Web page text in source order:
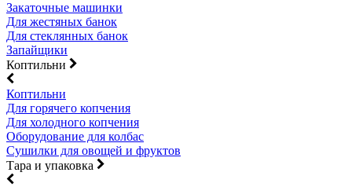
Закаточные машинки
Для жестяных банок
Для стеклянных банок
Запайщики
Коптильни
Коптильни
Для горячего копчения
Для холодного копчения
Оборудование для колбас
Сушилки для овощей и фруктов
Тара и упаковка